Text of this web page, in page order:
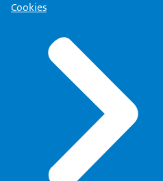
Cookies